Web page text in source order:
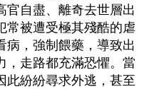
官自盡、離奇去世層出
常被遭受極其殘酷的虐
病，強制餵藥，導致出
，走路都充滿恐懼。當
此紛紛尋求外逃，甚至